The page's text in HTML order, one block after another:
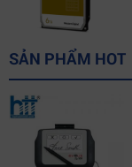
SẢN PHẨM HOT